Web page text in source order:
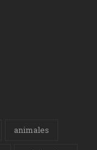
animales